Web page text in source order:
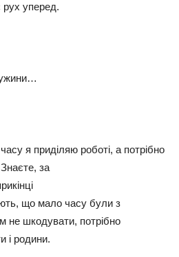
рух уперед.
я приділяю роботі, а потрібно
за
що мало часу були з
не шкодувати, потрібно
і родини.